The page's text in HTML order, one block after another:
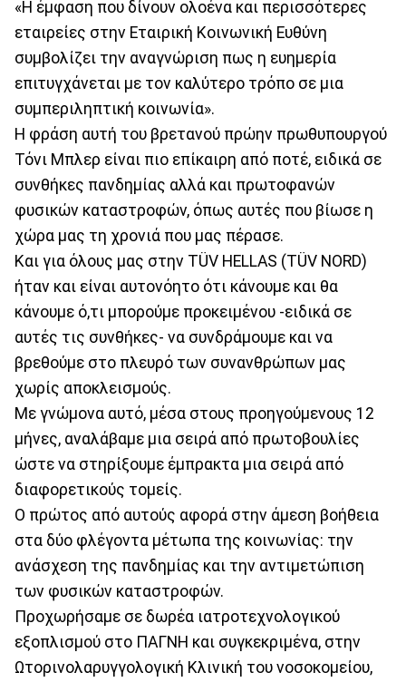
«Η έμφαση που δίνουν ολοένα και περισσότερες
εταιρείες στην Εταιρική Κοινωνική Ευθύνη
συμβολίζει την αναγνώριση πως η ευημερία
επιτυγχάνεται με τον καλύτερο τρόπο σε μια
συμπεριληπτική κοινωνία».
Η φράση αυτή του βρετανού πρώην πρωθυπουργού
Τόνι Μπλερ είναι πιο επίκαιρη από ποτέ, ειδικά σε
συνθήκες πανδημίας αλλά και πρωτοφανών
φυσικών καταστροφών, όπως αυτές που βίωσε η
χώρα μας τη χρονιά που μας πέρασε.
Και για όλους μας στην TÜV HELLAS (TÜV NORD)
ήταν και είναι αυτονόητο ότι κάνουμε και θα
κάνουμε ό,τι μπορούμε προκειμένου -ειδικά σε
αυτές τις συνθήκες- να συνδράμουμε και να
βρεθούμε στο πλευρό των συνανθρώπων μας
χωρίς αποκλεισμούς.
Με γνώμονα αυτό, μέσα στους προηγούμενους 12
μήνες, αναλάβαμε μια σειρά από πρωτοβουλίες
ώστε να στηρίξουμε έμπρακτα μια σειρά από
διαφορετικούς τομείς.
Ο πρώτος από αυτούς αφορά στην άμεση βοήθεια
στα δύο φλέγοντα μέτωπα της κοινωνίας: την
ανάσχεση της πανδημίας και την αντιμετώπιση
των φυσικών καταστροφών.
Προχωρήσαμε σε δωρέα ιατροτεχνολογικού
εξοπλισμού στο ΠΑΓΝΗ και συγκεκριμένα, στην
Ωτορινολαρυγγολογική Κλινική του νοσοκομείου,